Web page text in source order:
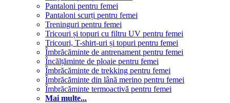
Pantaloni pentru femei
Pantaloni scurți pentru femei
Treninguri pentru femei
Tricouri și topuri cu filtru UV pentru femei
Tricouri, T-shirt-uri și topuri pentru femei
Îmbrăcăminte de antrenament pentru femei
Încălțăminte de ploaie pentru femei
Îmbrăcăminte de trekking pentru femei
Îmbrăcăminte din lână merino pentru femei
Îmbrăcăminte termoactivă pentru femei
Mai multe...